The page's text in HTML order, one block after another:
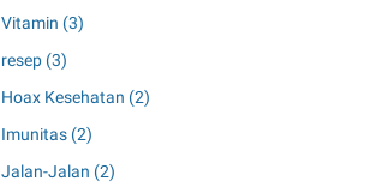
Vitamin (3)
resep (3)
Hoax Kesehatan (2)
Imunitas (2)
Jalan-Jalan (2)